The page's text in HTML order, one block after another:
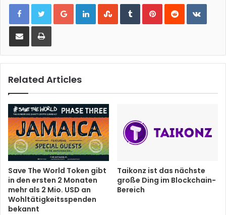
Google+LinkedInStumbleUpon
TumblrPinterestReddit
Share via Email Print
Related Articles
Save The World Token gibt
in den ersten 2 Monaten
mehr als 2 Mio. USD an
Wohltätigkeitsspenden
bekannt
Taikonz ist das nächste
große Ding im Blockchain-
Bereich